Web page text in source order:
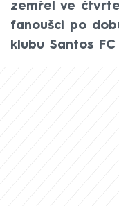
zemřel ve
fanoušci po
klubu Santos